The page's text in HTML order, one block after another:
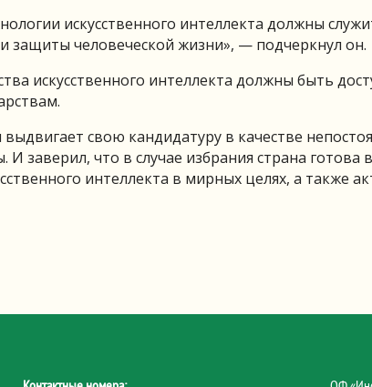
искусственного интеллекта должны
защиты человеческой жизни», — подчеркнул он.
искусственного интеллекта должны быть
свою кандидатуру в качестве
заверил, что в случае избрания страна готова
интеллекта в мирных целях, а также